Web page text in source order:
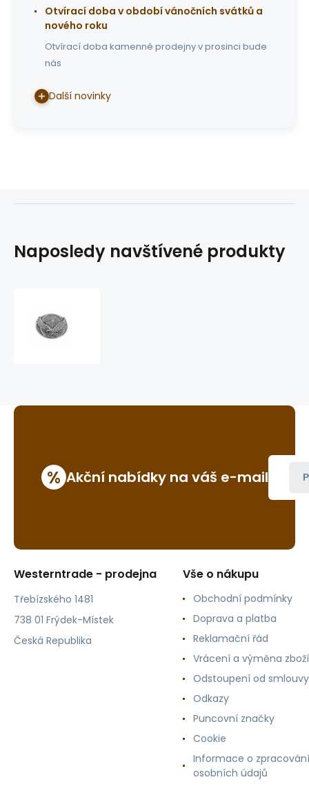
Otvírací doba v období vánočních svátků a
nového roku
Otvírací doba kamenné prodejny v prosinci bude
nás
Další novinky
Naposledy navštívené produkty
% Akční nabídky na váš e-mail
Westerntrade - prodejna
Třebízského 1481
738 01 Frýdek-Místek
Česká Republika
Vše o nákupu
Obchodní podmínky
Doprava a platba
Reklamační řád
Vrácení a výměna zboží
Odstoupení od smlouvy
Odkazy
Puncovní značky
Cookie
Informace o zpracování
osobních údajů